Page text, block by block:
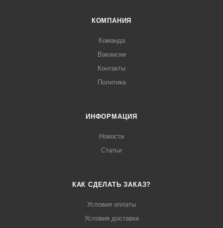
КОМПАНИЯ
Команда
Вакансии
Контакты
Политика
ИНФОРМАЦИЯ
Новости
Статьи
КАК СДЕЛАТЬ ЗАКАЗ?
Условия оплаты
Условия доставки